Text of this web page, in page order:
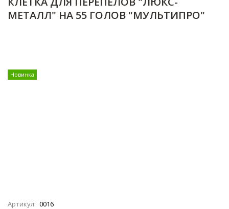
МЕТАЛЛ" НА 55 ГОЛОВ "МУЛЬТИПРО"
Новинка
Артикул: 0016